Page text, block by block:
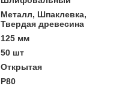
Металл, Шпаклевка,
Твердая древесина
125 мм
50 шт
Открытая
P80